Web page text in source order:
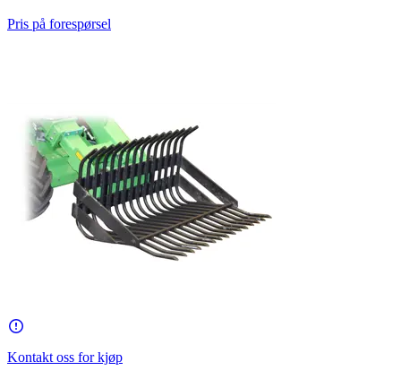
Pris på forespørsel
Kontakt oss for kjøp